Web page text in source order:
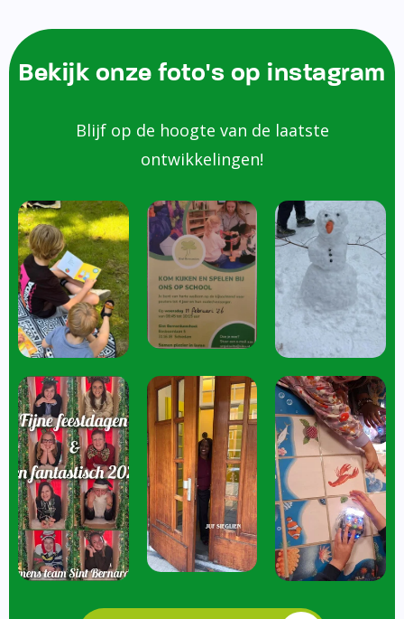
Bekijk onze foto's op instagram
Blijf op de hoogte van de laatste
ontwikkelingen!